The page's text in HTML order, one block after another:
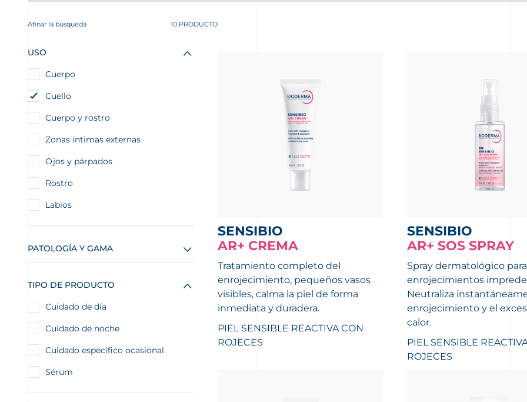
Afinar la búsqueda 10 PRODUCTO
USO
Cuerpo
Cuello
Cuerpo y rostro
Zonas íntimas externas
Ojos y párpados
Rostro
Labios
PATOLOGÍA Y GAMA
TIPO DE PRODUCTO
Cuidado de día
Cuidado de noche
Cuidado específico ocasional
Sérum
SENSIBIO
AR+ CREMA
Tratamiento completo del
enrojecimiento, pequeños vasos
visibles, calma la piel de forma
inmediata y duradera.
PIEL SENSIBLE REACTIVA CON
ROJECES
SENSIBIO
AR+ SOS SPRAY
Spray dermatológico para
enrojecimientos
Neutraliza
enrojecimiento y el
calor.
PIEL SENSIBLE
ROJECES